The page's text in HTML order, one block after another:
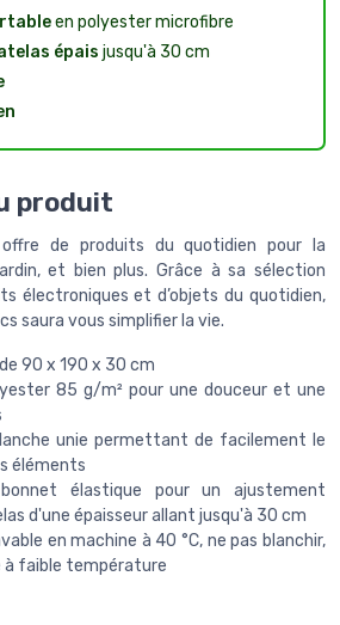
en polyester microfibre
épais jusqu'à 30 cm
produit
de produits du quotidien pour la
et bien plus. Grâce à sa sélection
électroniques et d’objets du quotidien,
saura vous simplifier la vie.
90 x 190 x 30 cm
85 g/m² pour une douceur et une
unie permettant de facilement le
éléments
élastique pour un ajustement
d'une épaisseur allant jusqu'à 30 cm
en machine à 40 °C, ne pas blanchir,
à faible température